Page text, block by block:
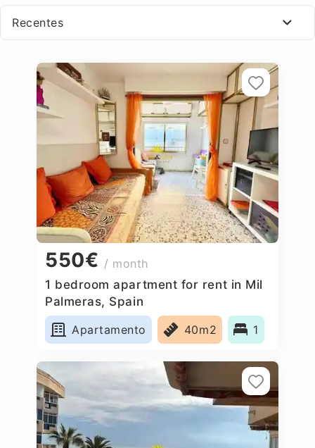
Recentes
550€ / month
1 bedroom apartment for rent in Mil
Palmeras, Spain
Apartamento
40m2 1